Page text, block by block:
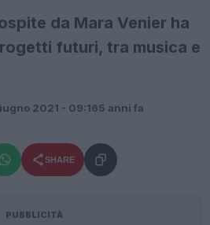
da Mara Venier ha
futuri, tra musica e
2021 - 09:165 anni fa
SHARE
PUBBLICITÀ